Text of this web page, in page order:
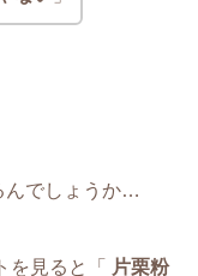
んでしょうか…
を見ると「 片栗粉